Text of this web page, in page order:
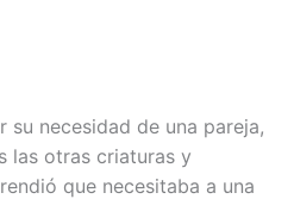
su necesidad de una pareja,
las otras criaturas y
que necesitaba a una